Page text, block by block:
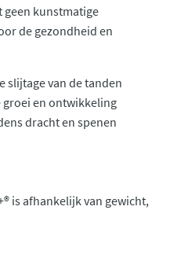
geen kunstmatige
de gezondheid en
slijtage van de tanden
en ontwikkeling
dracht en spenen
is afhankelijk van gewicht,